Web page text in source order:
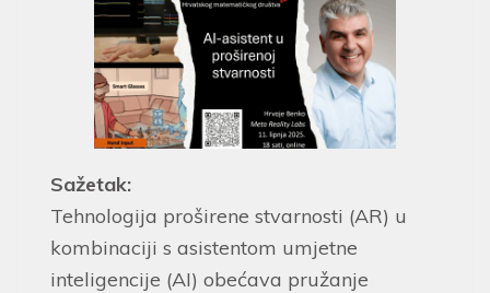
Sažetak:
Tehnologija proširene stvarnosti (AR) u
kombinaciji s asistentom umjetne
inteligencije (AI) obećava pružanje